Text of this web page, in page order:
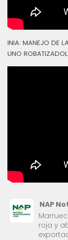
INIA: MANEJO DE
UNO ROBATIZADOL
NAP
roja y